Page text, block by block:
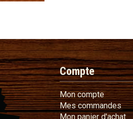
Compte
Mon compteMon
Mes commandes
Mon panier d'achat